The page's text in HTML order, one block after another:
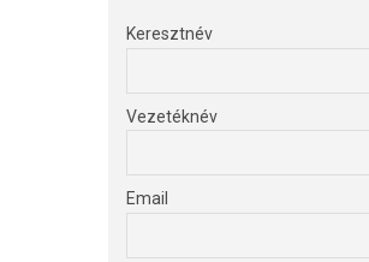
Keresztnév
Vezetéknév
Email